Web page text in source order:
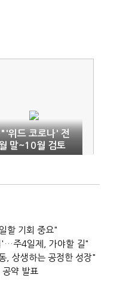
"'위드 코로나' 전
말~10월 검토
할 기회 중요"
'…주4일제, 가야할 길"
, 상생하는 공정한 성장"
공약 발표